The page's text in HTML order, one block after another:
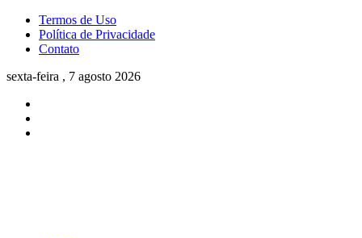
Termos de Uso
Política de Privacidade
Contato
sexta-feira , 7 agosto 2026